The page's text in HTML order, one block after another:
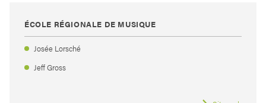
ÉCOLE RÉGIONALE DE MUSIQUE
Josée Lorsché
Jeff Gross